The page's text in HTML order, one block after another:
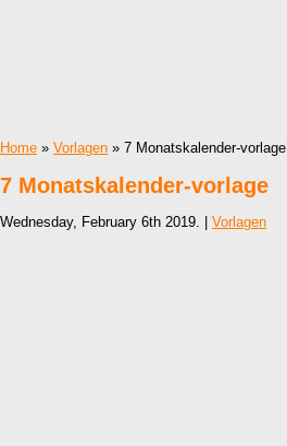
Home » Vorlagen » 7 Monatskalender-vorlage
7 Monatskalender-vorlage
Wednesday, February 6th 2019. | Vorlagen